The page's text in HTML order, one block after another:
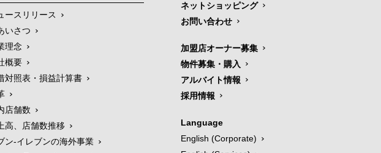
ースリリース
いさつ
理念
概要
対照表・損益計算書
店舗数
高、店舗数推移
ン‐イレブンの海外事業
ネットショッピング
お問い合わせ
加盟店オーナー募集
物件募集・購入
アルバイト情報
採用情報
Language
English (Corporate)